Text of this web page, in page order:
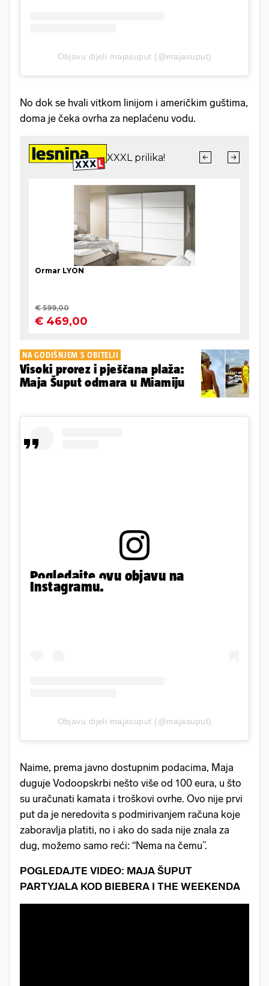
Objavu dijeli majasuput (@majasuput)
No dok se hvali vitkom linijom i američkim guštima,
doma je čeka ovrha za neplaćenu vodu.
NA GODIŠNJEM S OBITELJI
Visoki prorez i pješčana plaža:
Maja Šuput odmara u Miamiju
Pogledajte ovu objavu na
Instagramu.
Objavu dijeli majasuput (@majasuput)
Naime, prema javno dostupnim podacima, Maja
duguje Vodoopskrbi nešto više od 100 eura, u što
su uračunati kamata i troškovi ovrhe. Ovo nije prvi
put da je neredovita s podmirivanjem računa koje
zaboravlja platiti, no i ako do sada nije znala za
dug, možemo samo reći: “Nema na čemu”.
POGLEDAJTE VIDEO: MAJA ŠUPUT
PARTYJALA KOD BIEBERA I THE WEEKENDA